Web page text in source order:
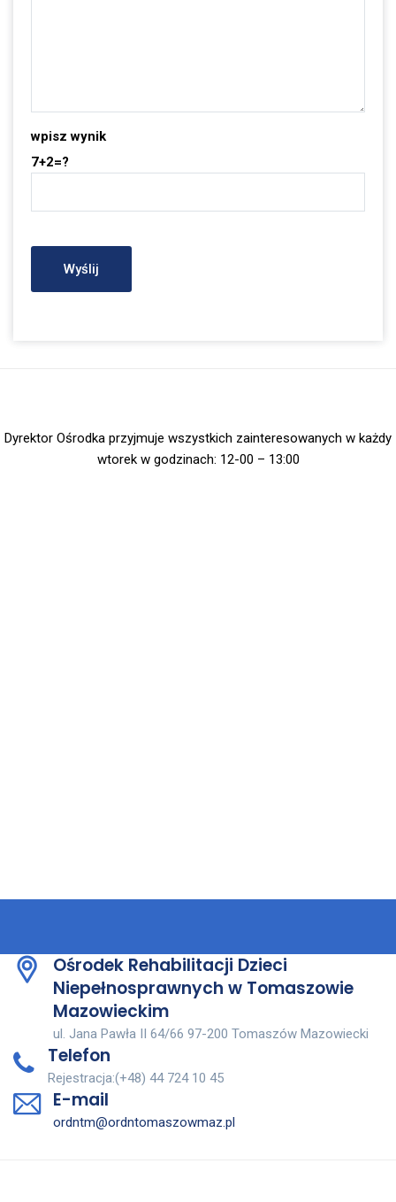
wpisz wynik
7+2=?
Dyrektor Ośrodka przyjmuje wszystkich zainteresowanych w każdy
wtorek w godzinach: 12-00 – 13:00
Ośrodek Rehabilitacji Dzieci
Niepełnosprawnych w Tomaszowie
Mazowieckim
ul. Jana Pawła II 64/66 97-200 Tomaszów Mazowiecki
Telefon
Rejestracja:(+48) 44 724 10 45
E-mail
ordntm@ordntomaszowmaz.pl